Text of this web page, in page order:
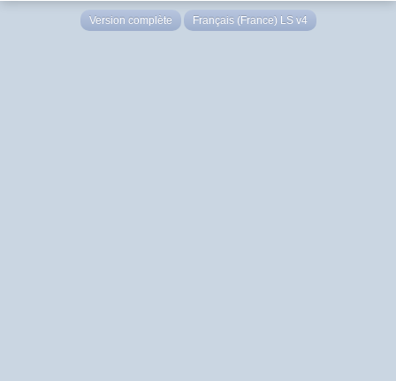
Version complète Français (France) LS v4